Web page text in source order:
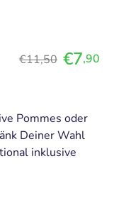
€11,50 €7,90
Pommes oder
Deiner Wahl
inklusive